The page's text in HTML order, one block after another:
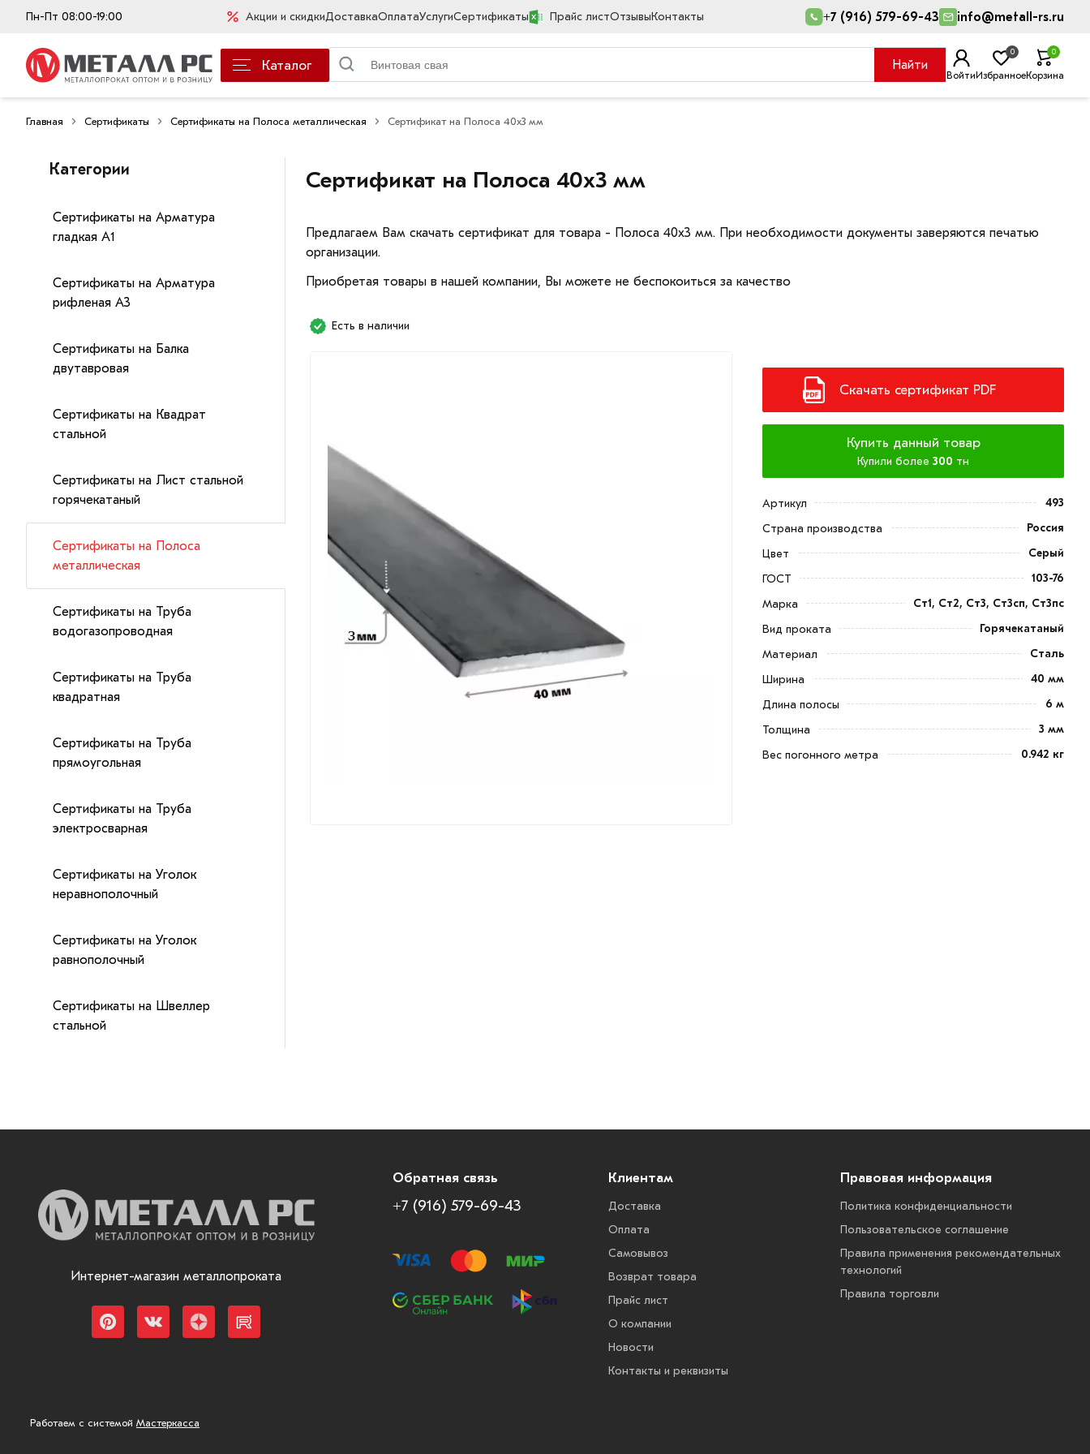
Пн-Пт 08:00-19:00 Акции и скидкиДоставкаОплатаУслугиСертификаты Прайс листОтзывыКонтакты +7 (916) 579-69-43 info@metall-rs.ru
Каталог Найти
ВойтиИзбранное
0
Корзина
0
Главная Сертификаты Сертификаты на Полоса металлическая Сертификат на Полоса 40х3 мм
Категории
Сертификаты на Арматура
гладкая А1
Сертификаты на Арматура
рифленая А3
Сертификаты на Балка
двутавровая
Сертификаты на Квадрат
стальной
Сертификаты на Лист стальной
горячекатаный
Сертификаты на Полоса
металлическая
Сертификаты на Труба
водогазопроводная
Сертификаты на Труба
квадратная
Сертификаты на Труба
прямоугольная
Сертификаты на Труба
электросварная
Сертификаты на Уголок
неравнополочный
Сертификаты на Уголок
равнополочный
Сертификаты на Швеллер
стальной
Сертификат на Полоса 40х3 мм
Предлагаем Вам скачать сертификат для товара - Полоса 40х3 мм. При необходимости документы заверяются печатью
организации.
Приобретая товары в нашей компании, Вы можете не беспокоиться за качество
Есть в наличии
Скачать сертификат PDF
Купить данный товар
Купили более 300 тн
Артикул
493
Страна производства
Россия
Цвет
Серый
ГОСТ
103-76
Марка
Ст1, Ст2, Ст3, Ст3сп, Ст3пс
Вид проката
Горячекатаный
Материал
Сталь
Ширина
40 мм
Длина полосы
6 м
Толщина
3 мм
Вес погонного метра
0.942 кг
Интернет-магазин металлопроката
Обратная связь
+7 (916) 579-69-43
Клиентам
Доставка
Оплата
Самовывоз
Возврат товара
Прайс лист
О компании
Новости
Контакты и реквизиты
Правовая информация
Политика конфиденциальности
Пользовательское соглашение
Правила применения рекомендательных
технологий
Правила торговли
Работаем с системой Мастеркасса